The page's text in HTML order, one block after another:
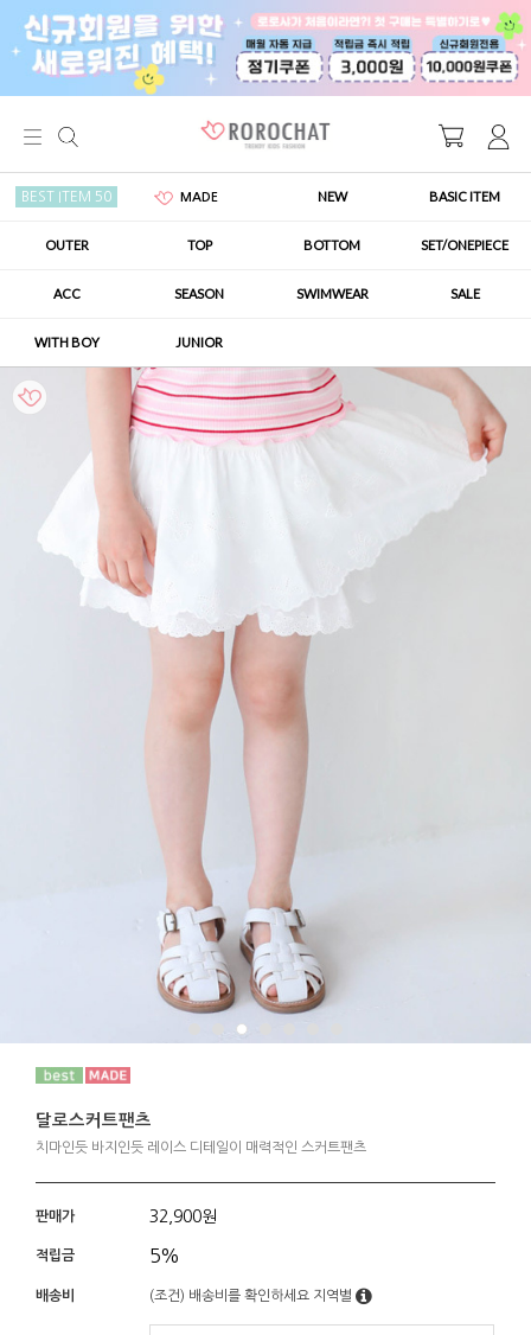
BEST ITEM 50 MADE NEW BASIC ITEM
OUTER TOP BOTTOM SET/ONEPIECE
ACC SEASON SWIMWEAR SALE
WITH BOY JUNIOR
달로스커트팬츠
치마인듯 바지인듯 레이스 디테일이 매력적인 스커트팬츠
판매가 32,900원
적립금 5%
배송비 (조건) 배송비를 확인하세요 지역별